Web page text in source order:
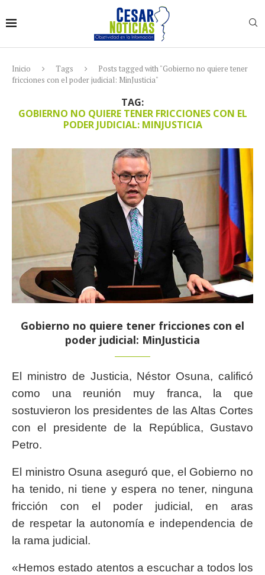
Inicio Tags
Posts tagged with "Gobierno no quiere tener
fricciones con el poder judicial: MinJusticia"
TAG:
GOBIERNO NO QUIERE TENER FRICCIONES CON EL
PODER JUDICIAL: MINJUSTICIA
Gobierno no quiere tener fricciones con el
poder judicial: MinJusticia
El ministro de Justicia, Néstor Osuna, calificó
como una reunión muy franca, la que
sostuvieron los presidentes de las Altas Cortes
con el presidente de la República, Gustavo
Petro.
El ministro Osuna aseguró que, el Gobierno no
ha tenido, ni tiene y espera no tener, ninguna
fricción con el poder judicial, en aras
de respetar la autonomía e independencia de
la rama judicial.
«Hemos estado atentos a escuchar a todos los